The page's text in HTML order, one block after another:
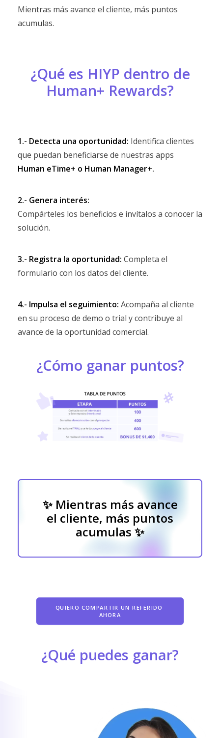
Mientras más avance el cliente, más puntos
acumulas.
¿Qué es HIYP dentro de
Human+ Rewards?
1.- Detecta una oportunidad: Identifica clientes
que puedan beneficiarse de nuestras apps
Human eTime+ o Human Manager+.
2.- Genera interés:
Compárteles los beneficios e invítalos a conocer la
solución.
3.- Registra la oportunidad: Completa el
formulario con los datos del cliente.
4.- Impulsa el seguimiento: Acompaña al cliente
en su proceso de demo o trial y contribuye al
avance de la oportunidad comercial.
¿Cómo ganar puntos?
✨ Mientras más avance
el cliente, más puntos
acumulas ✨
QUIERO COMPARTIR UN REFERIDO
AHORA
¿Qué puedes ganar?